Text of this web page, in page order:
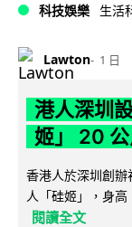
科技娛樂 生活
Lawton 1 日
港人深圳
姬」 20
香港人於深圳創
人「硅姬」，身
閱讀全文